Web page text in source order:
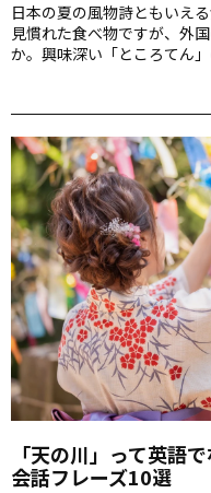
日本の夏の風物詩ともいえ
見慣れた食べ物ですが、外
か。興味深い「ところてん
「天の川」って英語
会話フレーズ10選